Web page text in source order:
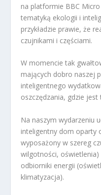
na platformie BBC
tematyką ekologii i
przykładzie prawie, że
czujnikami i częściami.
W momencie tak
mających dobro naszej
inteligentnego
oszczędzania, gdzie
Na naszym wydarzeniu
inteligentny dom oparty
wyposażony w szereg
wilgotności,
odbiorniki energii
klimatyzacja).